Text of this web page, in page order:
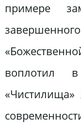
примере
воплотил